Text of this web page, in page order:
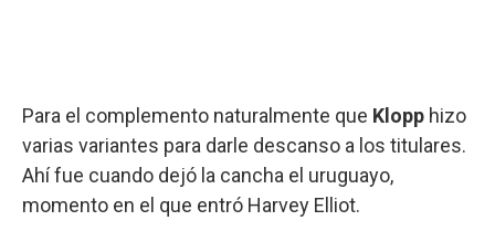
Para el complemento naturalmente que Klopp hizo
varias variantes para darle descanso a los titulares.
Ahí fue cuando dejó la cancha el uruguayo,
momento en el que entró Harvey Elliot.